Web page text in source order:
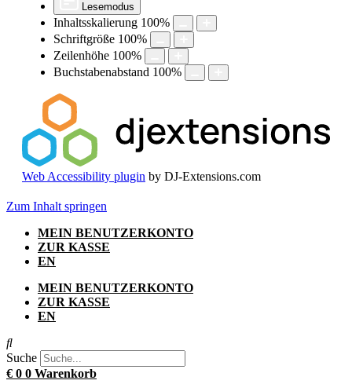
Lesemodus
Inhaltsskalierung 100%
Schriftgröße 100%
Zeilenhöhe 100%
Buchstabenabstand 100%
Web Accessibility plugin by DJ-Extensions.com
Zum Inhalt springen
MEIN BENUTZERKONTO
ZUR KASSE
EN
MEIN BENUTZERKONTO
ZUR KASSE
EN
Suche
€ 0 0 Warenkorb